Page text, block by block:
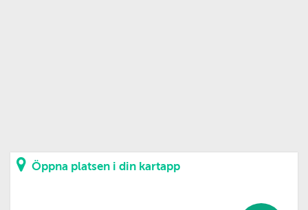
Öppna platsen i din kartapp